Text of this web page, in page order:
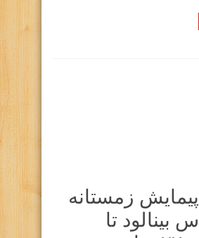
زمستانه
بینالود تا